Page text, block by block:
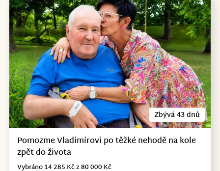
Zbývá 43 dnů
Pomozme Vladimírovi po těžké nehodě na kole
zpět do života
Vybráno 14 285 Kč z 80 000 Kč